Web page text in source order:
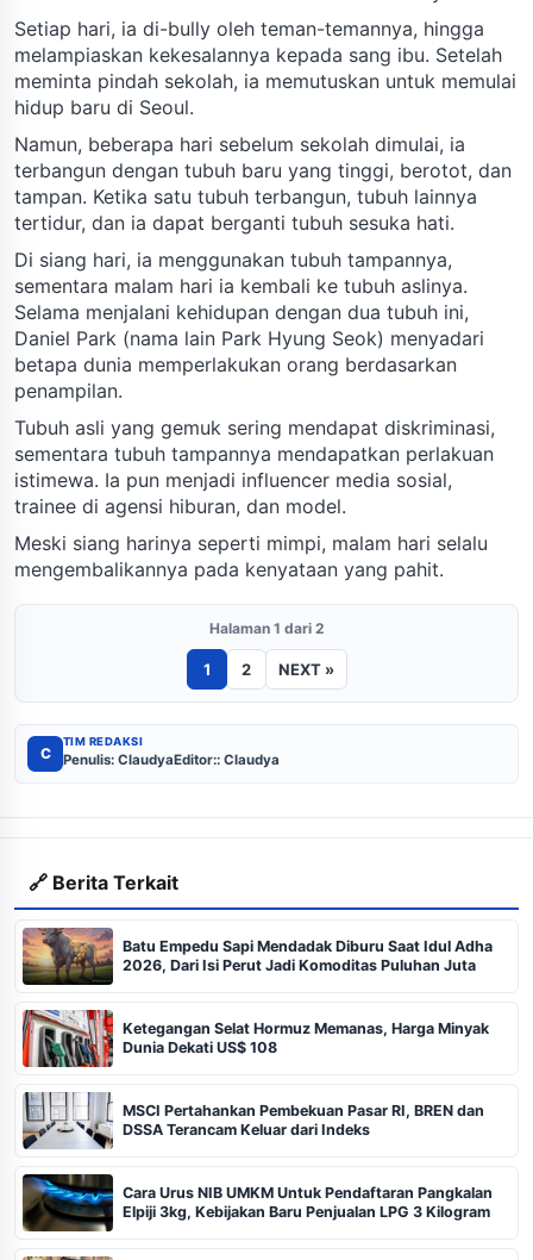
Setiap hari, ia di-bully oleh teman-temannya, hingga
melampiaskan kekesalannya kepada sang ibu. Setelah
meminta pindah sekolah, ia memutuskan untuk memulai
hidup baru di Seoul.
Namun, beberapa hari sebelum sekolah dimulai, ia
terbangun dengan tubuh baru yang tinggi, berotot, dan
tampan. Ketika satu tubuh terbangun, tubuh lainnya
tertidur, dan ia dapat berganti tubuh sesuka hati.
Di siang hari, ia menggunakan tubuh tampannya,
sementara malam hari ia kembali ke tubuh aslinya.
Selama menjalani kehidupan dengan dua tubuh ini,
Daniel Park (nama lain Park Hyung Seok) menyadari
betapa dunia memperlakukan orang berdasarkan
penampilan.
Tubuh asli yang gemuk sering mendapat diskriminasi,
sementara tubuh tampannya mendapatkan perlakuan
istimewa. Ia pun menjadi influencer media sosial,
trainee di agensi hiburan, dan model.
Meski siang harinya seperti mimpi, malam hari selalu
mengembalikannya pada kenyataan yang pahit.
Halaman 1 dari 2
1 2 NEXT »
C
TIM REDAKSI
Penulis: ClaudyaEditor:: Claudya
🔗 Berita Terkait
Batu Empedu Sapi Mendadak Diburu Saat Idul Adha
2026, Dari Isi Perut Jadi Komoditas Puluhan Juta
Ketegangan Selat Hormuz Memanas, Harga Minyak
Dunia Dekati US$ 108
MSCI Pertahankan Pembekuan Pasar RI, BREN dan
DSSA Terancam Keluar dari Indeks
Cara Urus NIB UMKM Untuk Pendaftaran Pangkalan
Elpiji 3kg, Kebijakan Baru Penjualan LPG 3 Kilogram